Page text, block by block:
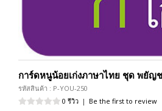
การ์ดหนูน้อยเก่งภาษาไทย ชุด พยัญ
รหัสสินค้า : P-YOU-250
0 รีวิว | Be the first to review